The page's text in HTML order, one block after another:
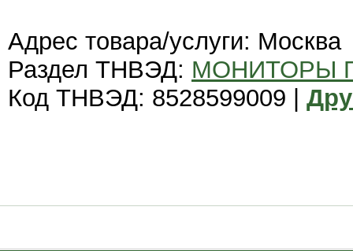
Адрес товара/услуги: Москва
Раздел ТНВЭД: МОНИТОРЫ
Код ТНВЭД: 8528599009 |